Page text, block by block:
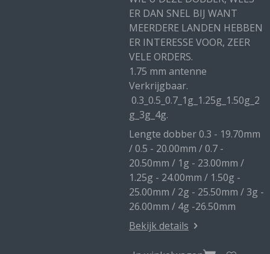
ER DAN SNEL BIJ WANT
MEERDERE LANDEN HEBBEN
ER INTERESSE VOOR, ZEER
VELE ORDERS.
1.75 mm antenne
Verkrijgbaar.
0.3_0.5_0.7_1g_1.25g_1.50g_2
g_3g_4g.
Lengte dobber 0.3 - 19.70mm
/ 0.5 - 20.00mm / 0.7 -
20.50mm / 1g - 23.00mm /
1.25g - 24.00mm / 1.50g -
25.00mm / 2g - 25.50mm / 3g -
26.00mm / 4g -26.50mm
Bekijk details